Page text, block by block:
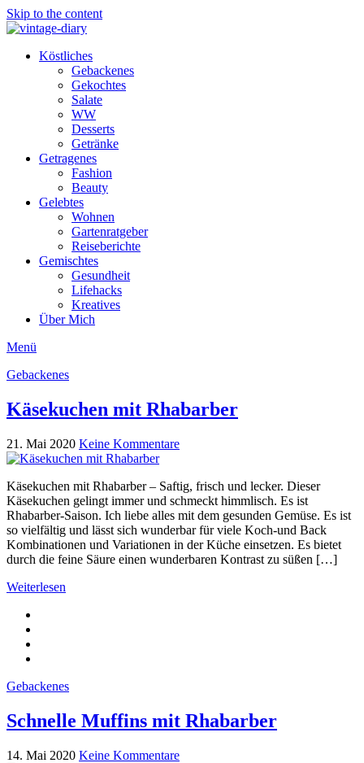
Skip to the content
Köstliches
Gebackenes
Gekochtes
Salate
WW
Desserts
Getränke
Getragenes
Fashion
Beauty
Gelebtes
Wohnen
Gartenratgeber
Reiseberichte
Gemischtes
Gesundheit
Lifehacks
Kreatives
Über Mich
Menü
Gebackenes
Käsekuchen mit Rhabarber
21. Mai 2020 Keine Kommentare
Käsekuchen mit Rhabarber – Saftig, frisch und lecker. Dieser
Käsekuchen gelingt immer und schmeckt himmlisch. Es ist
Rhabarber-Saison. Ich liebe alles mit dem gesunden Gemüse. Es ist
so vielfältig und lässt sich wunderbar für viele Koch-und Back
Kombinationen und Variationen in der Küche einsetzen. Es bietet
durch die feine Säure einen wunderbaren Kontrast zu süßen […]
Weiterlesen
Gebackenes
Schnelle Muffins mit Rhabarber
14. Mai 2020 Keine Kommentare